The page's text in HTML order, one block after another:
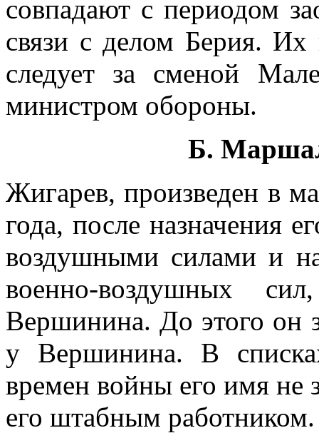
совпадают с периодом
связи с делом Берия. Их
следу­ет за сменой
министром обороны.
Б.
Жигарев, произведен в
года, после назначения
воздушными силами и
военно-воздушных
Вершинина. До этого он
у Вершинина. В
времен войны его имя не
его штабным